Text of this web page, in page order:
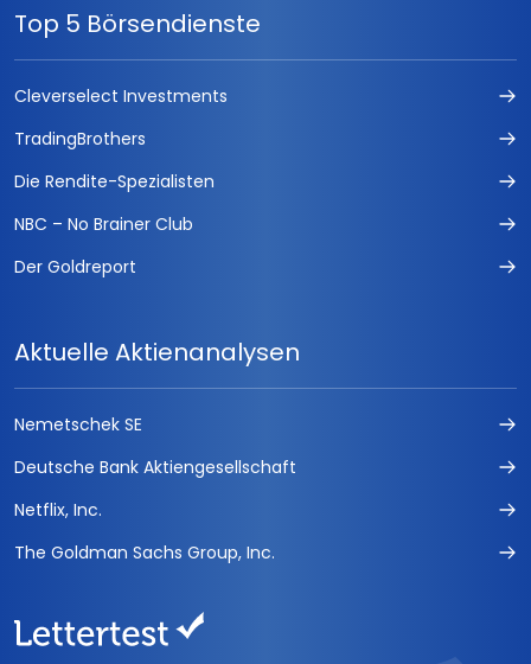
Top 5 Börsendienste
Cleverselect Investments
TradingBrothers
Die Rendite-Spezialisten
NBC – No Brainer Club
Der Goldreport
Aktuelle Aktienanalysen
Nemetschek SE
Deutsche Bank Aktiengesellschaft
Netflix, Inc.
The Goldman Sachs Group, Inc.